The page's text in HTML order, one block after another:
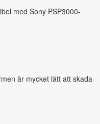
med Sony PSP3000-
är mycket lätt att skada